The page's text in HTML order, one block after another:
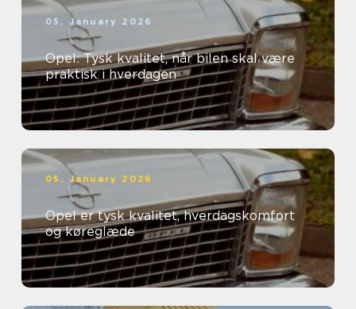
05. January 2026
Opel: Tysk kvalitet, når bilen skal være
praktisk i hverdagen
05. January 2026
Opel er tysk kvalitet, hverdagskomfort
og køreglæde